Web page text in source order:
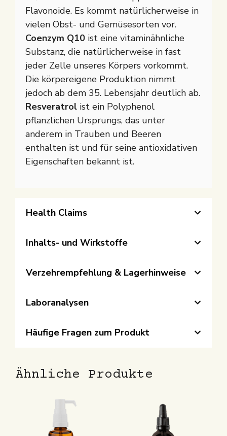
Flavonoide. Es kommt natürlicherweise in
vielen Obst- und Gemüsesorten vor.
Coenzym Q10 ist eine vitaminähnliche
Substanz, die natürlicherweise in fast
jeder Zelle unseres Körpers vorkommt.
Die körpereigene Produktion nimmt
jedoch ab dem 35. Lebensjahr deutlich ab.
Resveratrol ist ein Polyphenol
pflanzlichen Ursprungs, das unter
anderem in Trauben und Beeren
enthalten ist und für seine antioxidativen
Eigenschaften bekannt ist.
Health Claims
Inhalts- und Wirkstoffe
Verzehrempfehlung & Lagerhinweise
Laboranalysen
Häufige Fragen zum Produkt
Ähnliche Produkte